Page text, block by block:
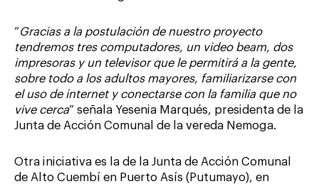
“Gracias a la postulación de nuestro proyecto
tendremos tres computadores, un video beam, dos
impresoras y un televisor que le permitirá a la gente,
sobre todo a los adultos mayores, familiarizarse con
el uso de internet y conectarse con la familia que no
vive cerca” señala Yesenia Marqués, presidenta de la
Junta de Acción Comunal de la vereda Nemoga.
Otra iniciativa es la de la Junta de Acción Comunal
de Alto Cuembí en Puerto Asís (Putumayo), en